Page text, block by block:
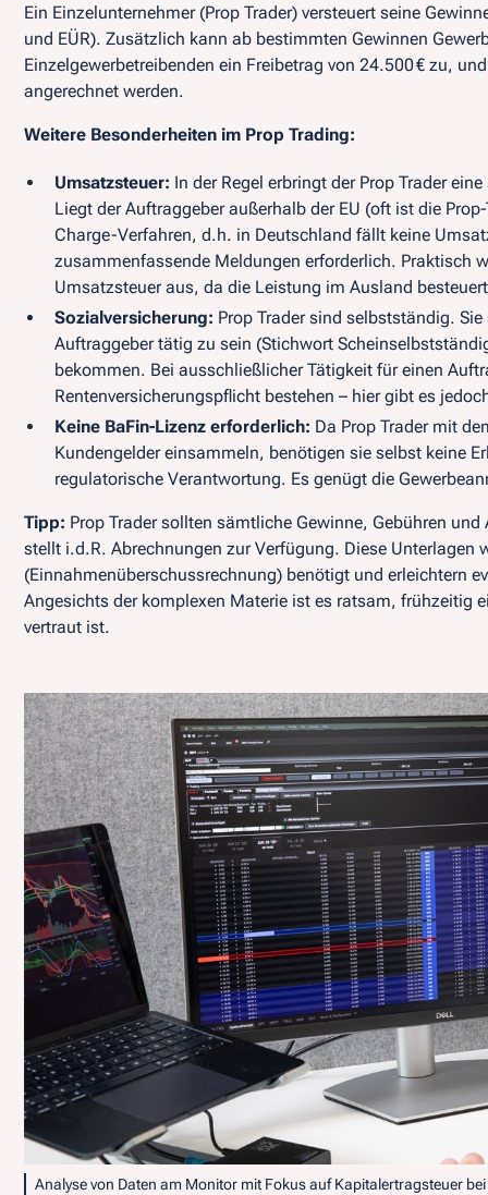
Ein Einzelunternehmer (Prop Trader) versteuert seine
und EÜR). Zusätzlich kann ab bestimmten Gewinnen
Einzelgewerbetreibenden ein Freibetrag von 24.500 € zu,
angerechnet werden.
Weitere Besonderheiten im Prop Trading:
Umsatzsteuer: In der Regel erbringt der Prop Trader
Liegt der Auftraggeber außerhalb der EU (oft ist die
Charge-Verfahren, d.h. in Deutschland fällt keine
zusammenfassende Meldungen erforderlich. Praktisch
Umsatzsteuer aus, da die Leistung im Ausland
Sozialversicherung: Prop Trader sind selbstständig.
Auftraggeber tätig zu sein (Stichwort
bekommen. Bei ausschließlicher Tätigkeit für einen
Rentenversicherungspflicht bestehen – hier gibt es
Keine BaFin-Lizenz erforderlich: Da Prop Trader mit
Kundengelder einsammeln, benötigen sie selbst keine
regulatorische Verantwortung. Es genügt die
Tipp: Prop Trader sollten sämtliche Gewinne, Gebühren
stellt i.d.R. Abrechnungen zur Verfügung. Diese Unterlagen
(Einnahmenüberschussrechnung) benötigt und erleichtern
Angesichts der komplexen Materie ist es ratsam, frühzeitig
vertraut ist.
Analyse von Daten am Monitor mit Fokus auf Kapitalertragsteuer